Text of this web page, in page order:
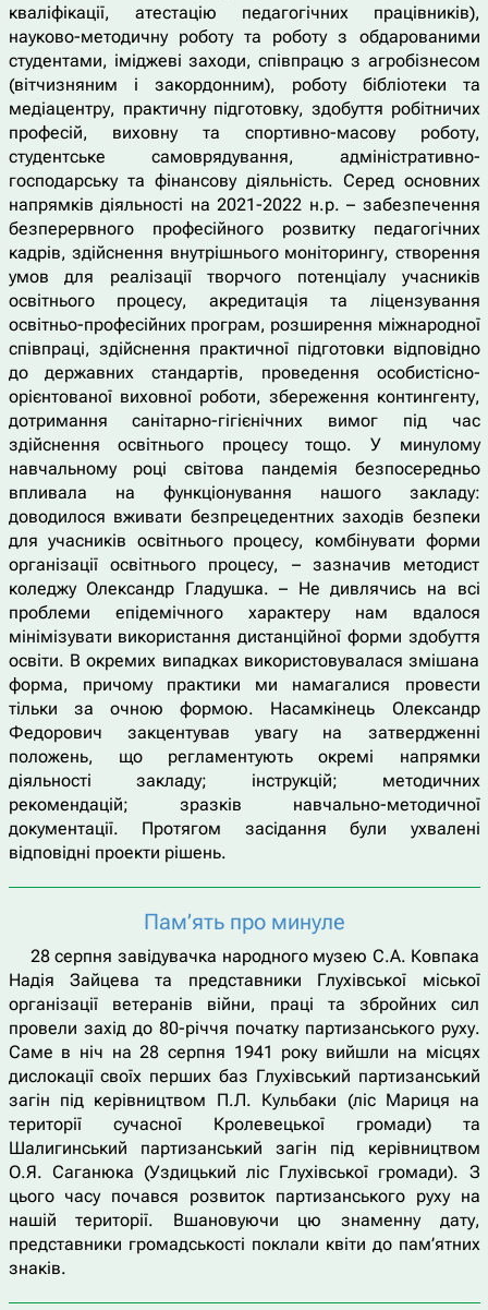
кваліфікації, атестацію педагогічних працівників),
науково-методичну роботу та роботу з обдарованими
студентами, іміджеві заходи, співпрацю з агробізнесом
(вітчизняним і закордонним), роботу бібліотеки та
медіацентру, практичну підготовку, здобуття робітничих
професій, виховну та спортивно-масову роботу,
студентське самоврядування, адміністративно-
господарську та фінансову діяльність. Серед основних
напрямків діяльності на 2021-2022 н.р. – забезпечення
безперервного професійного розвитку педагогічних
кадрів, здійснення внутрішнього моніторингу, створення
умов для реалізації творчого потенціалу учасників
освітнього процесу, акредитація та ліцензування
освітньо-професійних програм, розширення міжнародної
співпраці, здійснення практичної підготовки відповідно
до державних стандартів, проведення особистісно-
орієнтованої виховної роботи, збереження контингенту,
дотримання санітарно-гігієнічних вимог під час
здійснення освітнього процесу тощо. У минулому
навчальному році світова пандемія безпосередньо
впливала на функціонування нашого закладу:
доводилося вживати безпрецедентних заходів безпеки
для учасників освітнього процесу, комбінувати форми
організації освітнього процесу, – зазначив методист
коледжу Олександр Гладушка. – Не дивлячись на всі
проблеми епідемічного характеру нам вдалося
мінімізувати використання дистанційної форми здобуття
освіти. В окремих випадках використовувалася змішана
форма, причому практики ми намагалися провести
тільки за очною формою. Насамкінець Олександр
Федорович закцентував увагу на затвердженні
положень, що регламентують окремі напрямки
діяльності закладу; інструкцій; методичних
рекомендацій; зразків навчально-методичної
документації. Протягом засідання були ухвалені
відповідні проекти рішень.
Пам’ять про минуле
28 серпня завідувачка народного музею С.А. Ковпака
Надія Зайцева та представники Глухівської міської
організації ветеранів війни, праці та збройних сил
провели захід до 80-річчя початку партизанського руху.
Саме в ніч на 28 серпня 1941 року вийшли на місцях
дислокації своїх перших баз Глухівський партизанський
загін під керівництвом П.Л. Кульбаки (ліс Мариця на
території сучасної Кролевецької громади) та
Шалигинський партизанський загін під керівництвом
О.Я. Саганюка (Уздицький ліс Глухівської громади). З
цього часу почався розвиток партизанського руху на
нашій території. Вшановуючи цю знаменну дату,
представники громадськості поклали квіти до пам’ятних
знаків.